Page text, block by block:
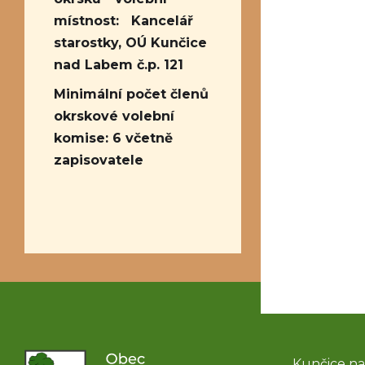
místnost: Kancelář
starostky, OÚ Kunčice
nad Labem č.p. 121
Minimální počet členů
okrskové volební
komise: 6 včetně
zapisovatele